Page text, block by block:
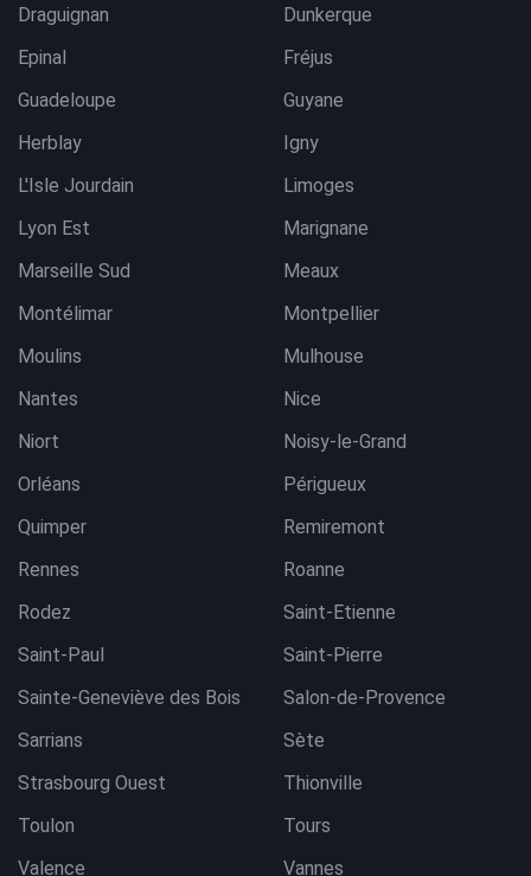
Draguignan
Dunkerque
Epinal
Fréjus
Guadeloupe
Guyane
Herblay
Igny
L'Isle Jourdain
Limoges
Lyon Est
Marignane
Marseille Sud
Meaux
Montélimar
Montpellier
Moulins
Mulhouse
Nantes
Nice
Niort
Noisy-le-Grand
Orléans
Périgueux
Quimper
Remiremont
Rennes
Roanne
Rodez
Saint-Etienne
Saint-Paul
Saint-Pierre
Sainte-Geneviève des Bois
Salon-de-Provence
Sarrians
Sète
Strasbourg Ouest
Thionville
Toulon
Tours
Valence
Vannes